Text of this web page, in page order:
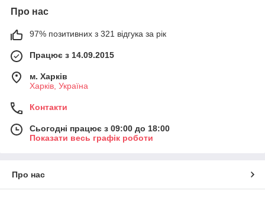
Про нас
97% позитивних з 321 відгука за рік
Працює з 14.09.2015
м. Харків
Харків, Україна
Контакти
Сьогодні працює з 09:00 до 18:00
Показати весь графік роботи
Про нас